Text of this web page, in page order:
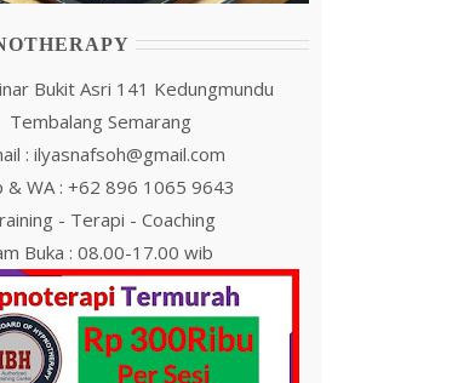
Bukit Asri 141 Kedungmundu
Tembalang Semarang
: ilyasnafsoh@gmail.com
& WA : +62 896 1065 9643
- Terapi - Coaching
Buka : 08.00-17.00 wib